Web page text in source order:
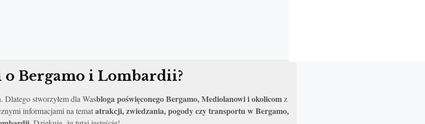
Bergamo i Lombardii?
Dlatego stworzyłem dla Wasbloga poświęconego Bergamo, Mediolanowi i okolicomz
informacjami na tematatrakcji, zwiedzania, pogody czy transportu w Bergamo,